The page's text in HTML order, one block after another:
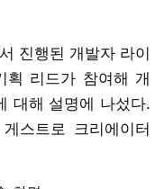
진행된 개발자 라이
획 리드가 참여해 개
대해 설명에 나섰다.
스트로 크리에이터